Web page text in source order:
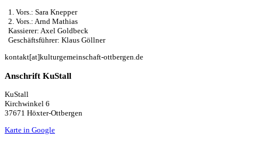
1. Vors.: Sara Knepper
2. Vors.: Arnd Mathias
Kassierer: Axel Goldbeck
Geschäftsführer: Klaus Göllner
kontakt[at]kulturgemeinschaft-ottbergen.de
Anschrift KuStall
KuStall
Kirchwinkel 6
37671 Höxter-Ottbergen
Karte in Google